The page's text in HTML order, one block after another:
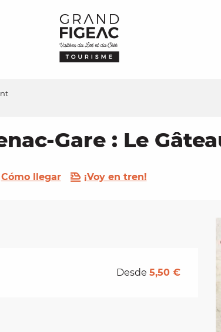
Gare : Le
Cómo llegar ¡Voy en tren!
Desde5,50 €